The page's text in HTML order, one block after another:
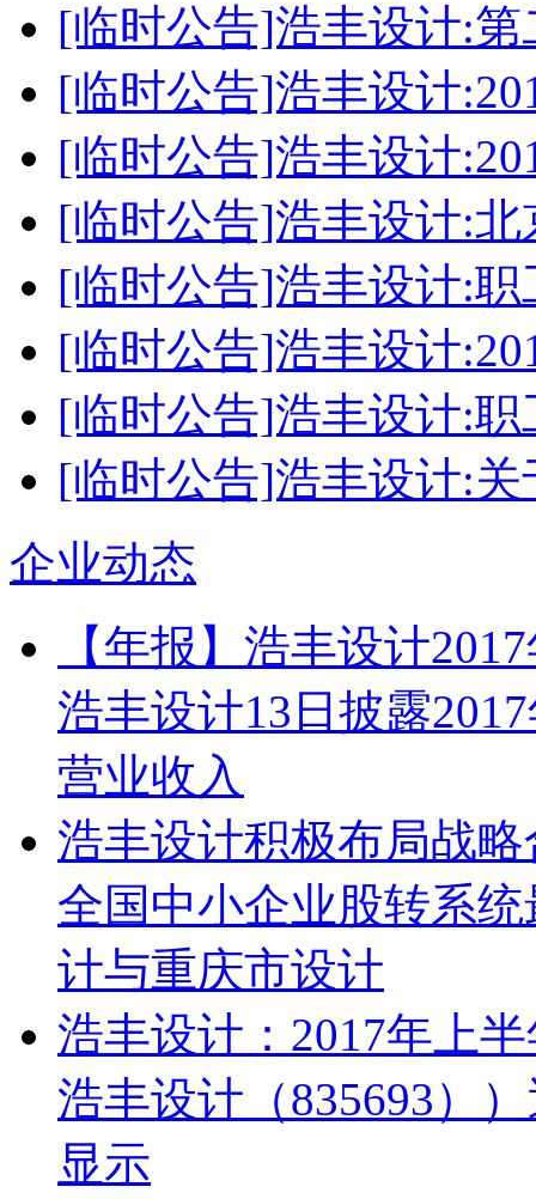
[临时公告]浩丰设计:
[临时公告]浩丰设计
[临时公告]浩丰设计
[临时公告]浩丰设计:
[临时公告]浩丰设计:
[临时公告]浩丰设计
[临时公告]浩丰设计:
[临时公告]浩丰设计:
企业动态
【年报】浩丰设计
浩丰设计13日披露
营业收入
浩丰设计积极布局战
全国中小企业股转系
计与重庆市设计
浩丰设计：2017年上
浩丰设计（835693）
显示